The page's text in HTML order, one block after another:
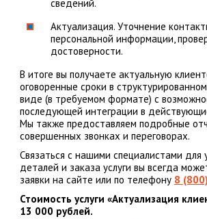
сведений.
Актуализация. Уточнение
персональной информации,
достоверности.
В итоге вы получаете актуальную
оговоренные сроки в
виде (в требуемом формате) с
последующей интеграции в
Мы также предоставляем подробные
совершенных звонках и переговорах.
Связаться с нашими специалистами для
деталей и заказа услуги вы всегда
заявки на сайте или по телефону 8
Стоимость услуги «Актуализация
13 000 рублей.